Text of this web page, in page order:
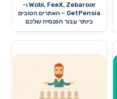
Wobi, FeeX, Zebaroor ו-
GetPensia – האתרים הטובים
ביותר עבור הפנסיה שלכם